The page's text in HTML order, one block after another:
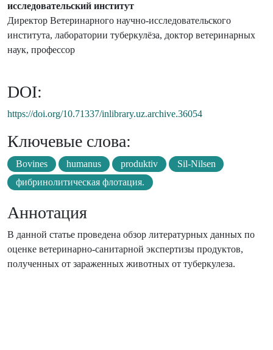
исследовательский институт
Директор Ветеринарного научно-исследовательского
института, лаборатории туберкулёза, доктор ветеринарных
наук, профессор
DOI:
https://doi.org/10.71337/inlibrary.uz.archive.36054
Ключевые слова:
Bovines humanus produktiv
Sil-Nilsen
фибринолитическая флотация.
Аннотация
В данной статье проведена обзор литературных данных по
оценке ветеринарно-санитарной экспертизы продуктов,
полученных от зараженных животных от туберкулеза.